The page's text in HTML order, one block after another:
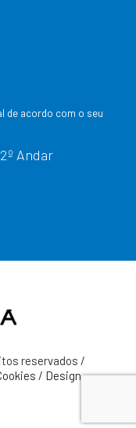
de acordo com o seu
Andar
reservados /
/ Design